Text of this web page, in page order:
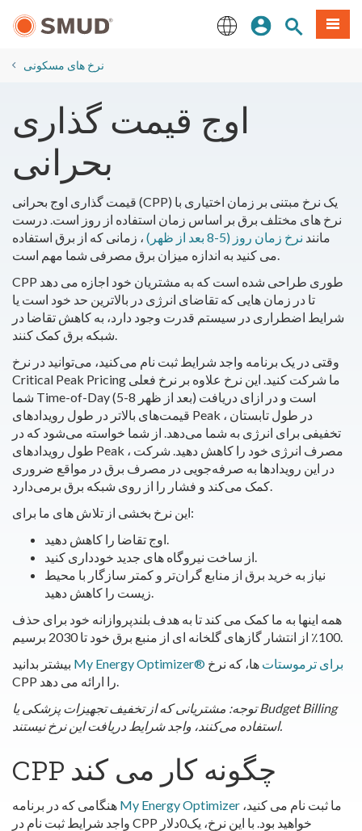
اصلی
ورودسایتمنو
نرخ های مسکونی
اوج قیمت گذاری
بحرانی
قیمت گذاری اوج بحرانی (CPP) یک نرخ مبتنی بر زمان اختیاری با
نرخ های مختلف برق بر اساس زمان استفاده از روز است. درست
مانند نرخ زمان روز (5-8 بعد از ظهر)
، زمانی که از برق استفاده
می کنید به اندازه میزان برق مصرفی شما مهم است.
CPP طوری طراحی شده است که به مشتریان خود اجازه می دهد
تا در زمان هایی که تقاضای انرژی در بالاترین حد خود است یا
شرایط اضطراری در سیستم قدرت وجود دارد، به کاهش تقاضا در
شبکه برق کمک کنند.
وقتی در یک برنامه واجد شرایط ثبت نام می‌کنید، می‌توانید در نرخ
Critical Peak Pricing ما شرکت کنید. این نرخ علاوه بر نرخ فعلی
شما Time-of-Day (5-8 بعد از ظهر) است و در ازای دریافت
قیمت‌های بالاتر در طول رویدادهای Peak ، در طول تابستان
تخفیفی برای انرژی به شما می‌دهد. از شما خواسته می‌شود که در
طول رویدادهای Peak ، مصرف انرژی خود را کاهش دهید. شرکت
در این رویدادها به صرفه‌جویی در مصرف برق در مواقع ضروری
کمک می‌کند و فشار را از روی شبکه برق برمی‌دارد.
این نرخ بخشی از تلاش های ما برای:
اوج تقاضا را کاهش دهید.
از ساخت نیروگاه های جدید خودداری کنید.
نیاز به خرید برق از منابع گران‌تر و کمتر سازگار با محیط
زیست را کاهش دهید.
همه اینها به ما کمک می کند تا به هدف بلندپروازانه خود برای حذف
100٪ از انتشار گازهای گلخانه ای از منبع برق خود تا 2030 برسیم.
بیشتر بدانید
My Energy Optimizer® برای ترموستات ها، که نرخ
CPP را ارائه می دهد.
توجه: مشتریانی که از تخفیف تجهیزات پزشکی یا Budget Billing
استفاده می‌کنند، واجد شرایط دریافت این نرخ نیستند.
CPP چگونه کار می کند
My Energy Optimizer
واجد شرایط ثبت نام در CPP خواهید بود. با این نرخ، یک0دلار